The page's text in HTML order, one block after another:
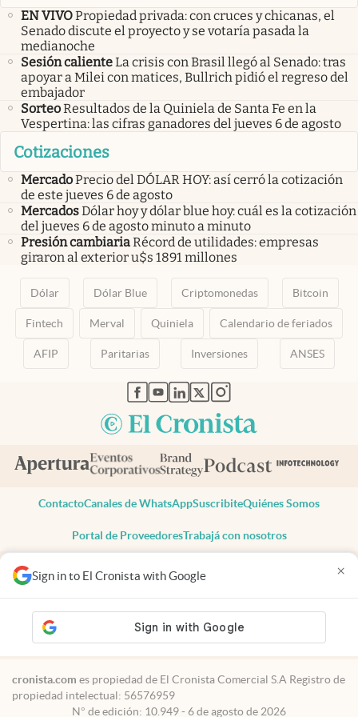
Sign in to El Cronista with Google ×
EN VIVOPropiedad privada: con cruces y chicanas, el
Senado discute el proyecto y se votaría pasada la
medianoche
Sesión calienteLa crisis con Brasil llegó al Senado: tras
apoyar a Milei con matices, Bullrich pidió el regreso del
embajador
SorteoResultados de la Quiniela de Santa Fe en la
Vespertina: las cifras ganadores del jueves 6 de agosto
Cotizaciones
MercadoPrecio del DÓLAR HOY: así cerró la cotización
de este jueves 6 de agosto
MercadosDólar hoy y dólar blue hoy: cuál es la cotización
del jueves 6 de agosto minuto a minuto
Presión cambiariaRécord de utilidades: empresas
giraron al exterior u$s 1891 millones
Dólar Dólar Blue Criptomonedas Bitcoin
Fintech Merval Quiniela Calendario de feriados
AFIP Paritarias Inversiones ANSES
abre en nueva pestaña
abre en nueva pestaña
abre en nueva pestaña
abre en nueva pestaña
abre en nueva pestaña
ContactoCanales de WhatsAppSuscribiteQuiénes Somos
Portal de ProveedoresTrabajá con nosotros
Todos los derechos reservados
Privacidad
Consentimiento
Tel:+54 11 7078-3270
cronista.com es propiedad de El Cronista Comercial S.A Registro de
propiedad intelectual: 56576959
N° de edición: 10.949 - 6 de agosto de 2026